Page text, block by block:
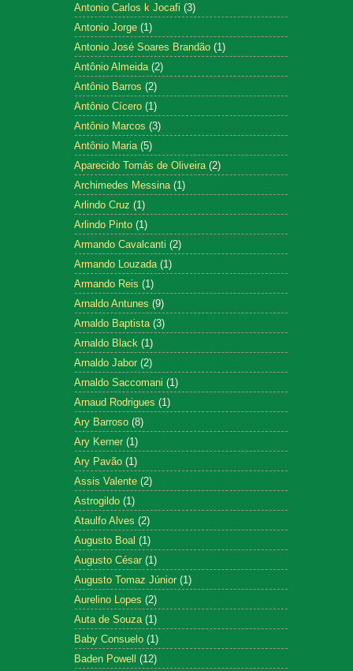
Antonio Carlos k Jocafi (3)
Antonio Jorge (1)
Antonio José Soares Brandão (1)
Antônio Almeida (2)
Antônio Barros (2)
Antônio Cícero (1)
Antônio Marcos (3)
Antônio Maria (5)
Aparecido Tomás de Oliveira (2)
Archimedes Messina (1)
Arlindo Cruz (1)
Arlindo Pinto (1)
Armando Cavalcanti (2)
Armando Louzada (1)
Armando Reis (1)
Arnaldo Antunes (9)
Arnaldo Baptista (3)
Arnaldo Black (1)
Arnaldo Jabor (2)
Arnaldo Saccomani (1)
Arnaud Rodrigues (1)
Ary Barroso (8)
Ary Kerner (1)
Ary Pavão (1)
Assis Valente (2)
Astrogildo (1)
Ataulfo Alves (2)
Augusto Boal (1)
Augusto César (1)
Augusto Tomaz Júnior (1)
Aurelino Lopes (2)
Auta de Souza (1)
Baby Consuelo (1)
Baden Powell (12)